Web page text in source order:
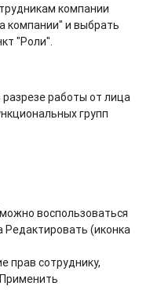
компании
компании" и выбрать
"Роли".
работы от лица
групп
воспользоваться
Редактировать (иконка
прав сотруднику,